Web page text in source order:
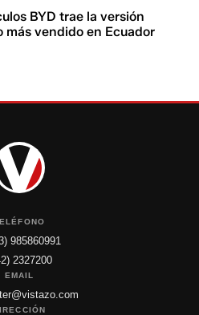
BYD trae la versión
más vendido en Ecuador
985860991
2327200
EMAIL